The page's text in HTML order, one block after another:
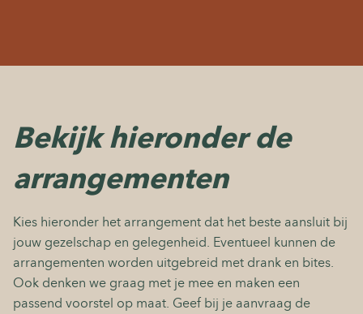
Bekijk hieronder de
arrangementen
Kies hieronder het arrangement dat het beste aansluit bij
jouw gezelschap en gelegenheid. Eventueel kunnen de
arrangementen worden uitgebreid met drank en bites.
Ook denken we graag met je mee en maken een
passend voorstel op maat. Geef bij je aanvraag de